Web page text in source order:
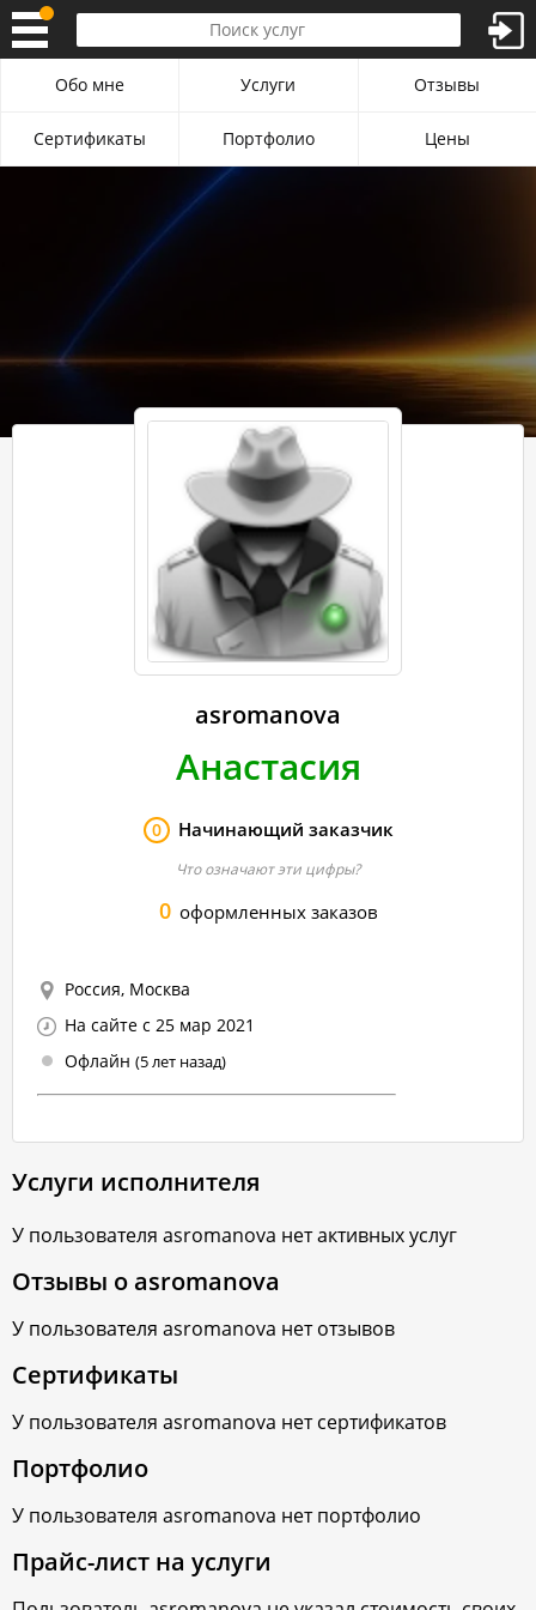
asromanova
Анастасия
0 Начинающий заказчик
Что означают эти цифры?
0 оформленных заказов
Россия, Москва
На сайте с 25 мар 2021
Офлайн (5 лет назад)
Обо мне Услуги Отзывы
Сертификаты Портфолио Цены
Услуги исполнителя
У пользователя asromanova нет активных услуг
Отзывы оasromanova
У пользователя asromanova нет отзывов
Сертификаты
У пользователя asromanova нет сертификатов
Портфолио
У пользователя asromanova нет портфолио
Прайс-лист на услуги